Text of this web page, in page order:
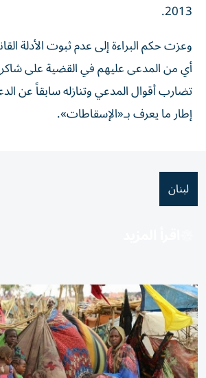
2013.
وعزت حكم البراءة إلى عدم ثبوت الأدلة
أي من المدعى عليهم في القضية على
تضارب أقوال المدعي وتنازله سابقاً عن
إطار ما يعرف بـ«الإسقاطات».
لبنان